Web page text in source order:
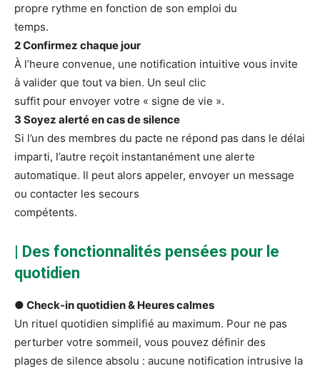
propre rythme en fonction de son emploi du
temps.
2 Confirmez chaque jour
À l’heure convenue, une notification intuitive vous invite
à valider que tout va bien. Un seul clic
suffit pour envoyer votre « signe de vie ».
3 Soyez alerté en cas de silence
Si l’un des membres du pacte ne répond pas dans le délai
imparti, l’autre reçoit instantanément une alerte
automatique. Il peut alors appeler, envoyer un message
ou contacter les secours
compétents.
| Des fonctionnalités pensées pour le
quotidien
● Check-in quotidien & Heures calmes
Un rituel quotidien simplifié au maximum. Pour ne pas
perturber votre sommeil, vous pouvez définir des
plages de silence absolu : aucune notification intrusive la